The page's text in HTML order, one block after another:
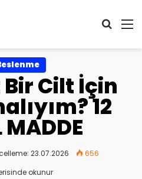
Cilt İçin
12
MADDE
23.07.2026
656
okunur